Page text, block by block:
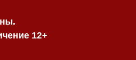
12+